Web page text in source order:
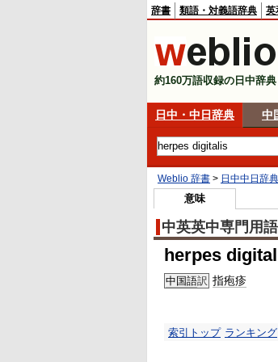
辞書 類語・対義語辞典 英
約160万語収録の日中辞
日中・中日辞典 中
Weblio 辞書 > 日中中日辞典
意味
中英英中専門用
herpes
中国語訳 指疱疹
索引トップ ランキング